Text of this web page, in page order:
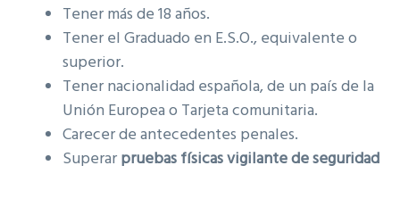
Tener más de 18 años.
Tener el Graduado en E.S.O., equivalente o
superior.
Tener nacionalidad española, de un país de la
Unión Europea o Tarjeta comunitaria.
Carecer de antecedentes penales.
Superarpruebas físicas vigilante de seguridad